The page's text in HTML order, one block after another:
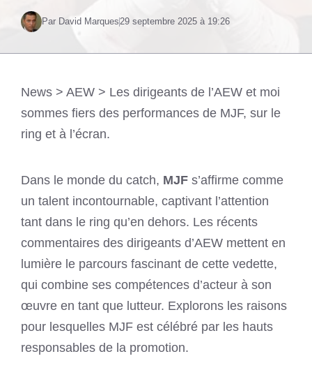
Par David Marques29 septembre 2025 à 19:26
News > AEW > Les dirigeants de l’AEW et moi
sommes fiers des performances de MJF, sur le
ring et à l’écran.
Dans le monde du catch, MJF s’affirme comme
un talent incontournable, captivant l’attention
tant dans le ring qu’en dehors. Les récents
commentaires des dirigeants d’AEW mettent en
lumière le parcours fascinant de cette vedette,
qui combine ses compétences d’acteur à son
œuvre en tant que lutteur. Explorons les raisons
pour lesquelles MJF est célébré par les hauts
responsables de la promotion.